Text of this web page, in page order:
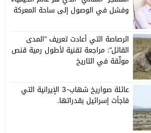
وفشل في الوصول إلى ساحة المعركة
الرصاصة التي أعادت تعريف “المدى
القاتل”: مراجعة تقنية لأطول رمية قنص
موثّقة في التاريخ
عائلة صواريخ شهاب-3 الإيرانية التي
فاجأت إسرائيل بقدراتها.